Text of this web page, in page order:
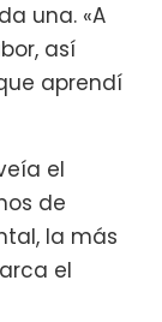
una. «A
así
aprendí
el
de
la más
el